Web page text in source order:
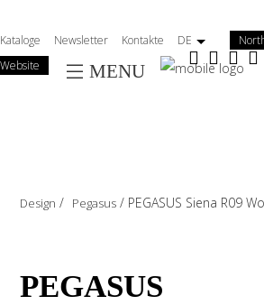
al
contenuto
Kataloge Newsletter Kontakte DE
Website
MENU
Design / Pegasus / PEGASUS Siena R09
PEGASUS